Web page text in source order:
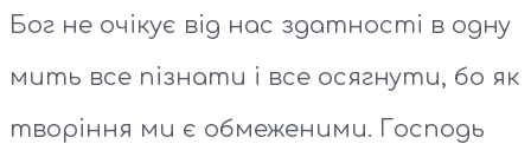
Бог не очікує від нас здатності в одну
мить все пізнати і все осягнути, бо як
творіння ми є обмеженими. Господь